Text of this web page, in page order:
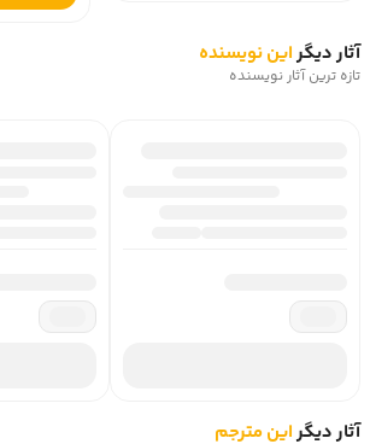
آثار دیگراین نویسنده
تازه ترین آثار نویسنده
آثار دیگراین مترجم